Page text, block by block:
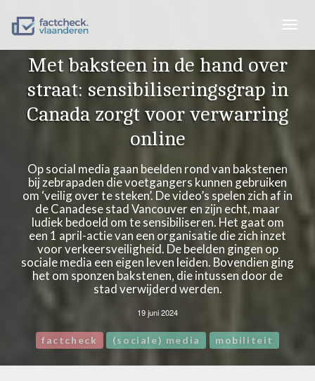
Met baksteen in de hand over
straat: sensibiliseringsgrap in
Canada zorgt voor verwarring
online
Op social media gaan beelden rond van bakstenen
bij zebrapaden die voetgangers kunnen gebruiken
om ‘veilig over te steken’. De video’s spelen zich af in
de Canadese stad Vancouver en zijn echt, maar
ludiek bedoeld om te sensibiliseren. Het gaat om
een 1 april-actie van een organisatie die zich inzet
voor verkeersveiligheid. De beelden gingen op
sociale media een eigen leven leiden. Bovendien ging
het om sponzen bakstenen, die intussen door de
stad verwijderd werden.
19 juni 2024
factcheck (sociale) media mobiliteit